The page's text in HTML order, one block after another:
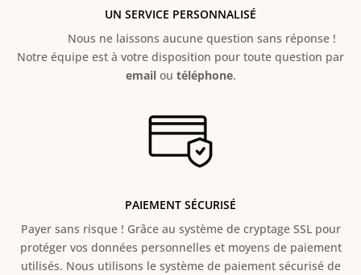
UN SERVICE PERSONNALISÉ
Nous ne laissons aucune question sans réponse !
Notre équipe est à votre disposition pour toute question par
emailou téléphone.
PAIEMENT SÉCURISÉ
Payer sans risque ! Grâce au système de cryptage SSL pour
protéger vos données personnelles et moyens de paiement
utilisés. Nous utilisons le système de paiement sécurisé de